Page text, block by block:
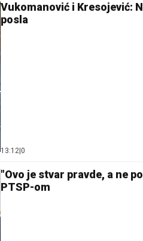
Vukomanović i Kresojević:
posla
13:12 0
"Ovo je stvar pravde, a ne
PTSP-om